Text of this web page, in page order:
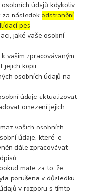
údajů kdykoliv
za následekodstranění
pes
jaké vaše osobní
vašim zpracovávaným
jejich kopii
osobních údajů na
údaje aktualizovat
omezení jejich
vašich osobních
údaje, které je
dále zpracovávat
máte za to, že
porušena v důsledku
v rozporu s tímto